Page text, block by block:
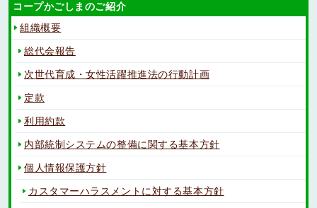
コープかごしまのご紹介
組織概要
総代会報告
次世代育成・女性活躍推進法の行動計画
定款
利用約款
内部統制システムの整備に関する基本方針
個人情報保護方針
カスタマーハラスメントに対する基本方針